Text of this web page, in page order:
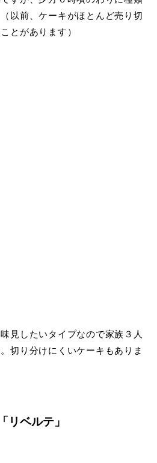
以前、ケーキがほとんど売り切
とがあります）
見したいタイプなので家族３人
切り分けにくいケーキもありま
リベルテ」